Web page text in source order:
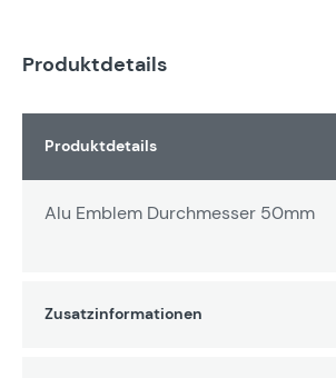
Produktdetails
Produktdetails
Alu Emblem Durchmesser 50mm
Zusatzinformationen